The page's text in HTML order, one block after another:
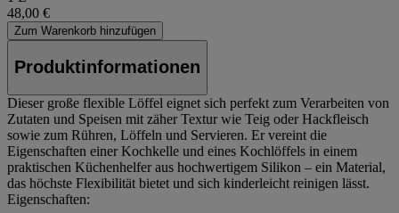
48,00 €
Zum Warenkorb hinzufügen
Produktinformationen
Dieser große flexible Löffel eignet sich perfekt zum Verarbeiten von
Zutaten und Speisen mit zäher Textur wie Teig oder Hackfleisch
sowie zum Rühren, Löffeln und Servieren. Er vereint die
Eigenschaften einer Kochkelle und eines Kochlöffels in einem
praktischen Küchenhelfer aus hochwertigem Silikon – ein Material,
das höchste Flexibilität bietet und sich kinderleicht reinigen lässt.
Eigenschaften: